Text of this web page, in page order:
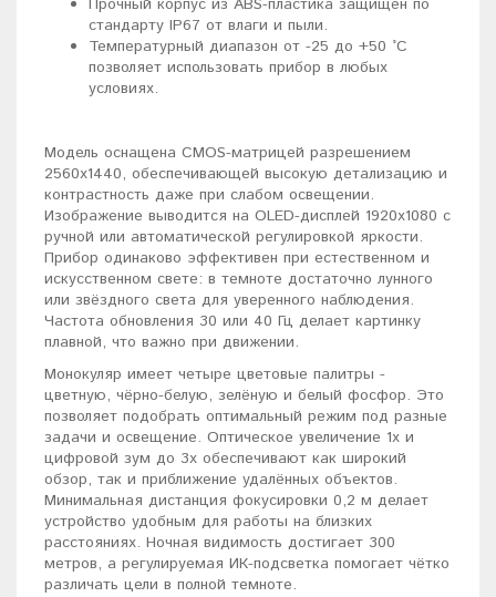
стандарту IP67 от влаги и пыли.
Температурный диапазон от -25 до +50 °C
позволяет использовать прибор в любых
условиях.
Модель оснащена CMOS-матрицей разрешением
2560x1440, обеспечивающей высокую детализацию и
контрастность даже при слабом освещении.
Изображение выводится на OLED-дисплей 1920x1080 с
ручной или автоматической регулировкой яркости.
Прибор одинаково эффективен при естественном и
искусственном свете: в темноте достаточно лунного
или звёздного света для уверенного наблюдения.
Частота обновления 30 или 40 Гц делает картинку
плавной, что важно при движении.
Монокуляр имеет четыре цветовые палитры -
цветную, чёрно-белую, зелёную и белый фосфор. Это
позволяет подобрать оптимальный режим под разные
задачи и освещение. Оптическое увеличение 1x и
цифровой зум до 3x обеспечивают как широкий
обзор, так и приближение удалённых объектов.
Минимальная дистанция фокусировки 0,2 м делает
устройство удобным для работы на близких
расстояниях. Ночная видимость достигает 300
метров, а регулируемая ИК-подсветка помогает чётко
различать цели в полной темноте.